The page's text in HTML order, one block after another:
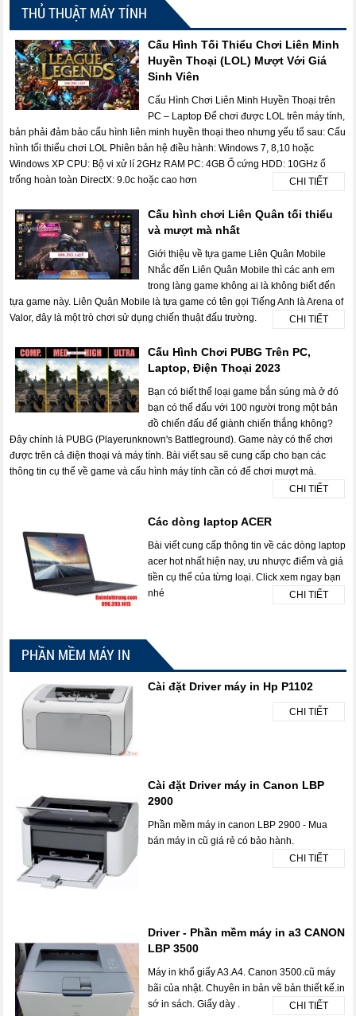
THỦ THUẬT MÁY TÍNH
Cấu Hình Tối Thiểu Chơi Liên Minh
Huyền Thoại (LOL) Mượt Với Giá
Sinh Viên
Cấu Hình Chơi Liên Minh Huyền Thoại trên
PC – Laptop Để chơi được LOL trên máy tính,
bản phải đảm bảo cấu hình liên minh huyền thoại theo nhưng yếu tố sau: Cấu
hình tối thiểu chơi LOL Phiên bản hệ điều hành: Windows 7, 8,10 hoặc
Windows XP CPU: Bộ vi xử lí 2GHz RAM PC: 4GB Ổ cứng HDD: 10GHz ổ
trống hoàn toàn DirectX: 9.0c hoặc cao hơn
CHI TIẾT
Cấu hình chơi Liên Quân tối thiểu
và mượt mà nhất
Giới thiệu về tựa game Liên Quân Mobile
Nhắc đến Liên Quân Mobile thì các anh em
trong làng game không ai là không biết đến
tựa game này. Liên Quân Mobile là tựa game có tên gọi Tiếng Anh là Arena of
Valor, đây là một trò chơi sử dụng chiến thuật đấu trường.
CHI TIẾT
Cấu Hình Chơi PUBG Trên PC,
Laptop, Điện Thoại 2023
Bạn có biết thể loại game bắn súng mà ở đó
bạn có thể đấu với 100 người trong một bản
đồ chiến đấu để giành chiến thắng không?
Đây chính là PUBG (Playerunknown's Battleground). Game này có thể chơi
được trên cả điện thoại và máy tính. Bài viết sau sẽ cung cấp cho bạn các
thông tin cụ thể về game và cấu hình máy tính cần có để chơi mượt mà.
CHI TIẾT
Các dòng laptop ACER
Bài viết cung cấp thông tin về các dòng laptop
acer hot nhất hiện nay, ưu nhược điểm và giá
tiền cụ thể của từng loại. Click xem ngay bạn
nhé
CHI TIẾT
PHẦN MỀM MÁY IN
Cài đặt Driver máy in Hp P1102
CHI TIẾT
Cài đặt Driver máy in Canon LBP
2900
Phần mềm máy in canon LBP 2900 - Mua
bán máy in cũ giá rẻ có bảo hành.
CHI TIẾT
Driver - Phần mềm máy in a3 CANON
LBP 3500
Máy in khổ giấy A3.A4. Canon 3500.cũ máy
bãi của nhật. Chuyên in bản vẽ bản thiết kế.in
sớ in sách. Giấy dày .
CHI TIẾT